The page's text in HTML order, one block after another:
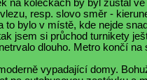
na kolečkách by byl zůstal
resp. slovo směr -
to bylo v místě, kde nejde
jsem si průchod turnikety
dlouho. Metro končí na
vypadající domy.